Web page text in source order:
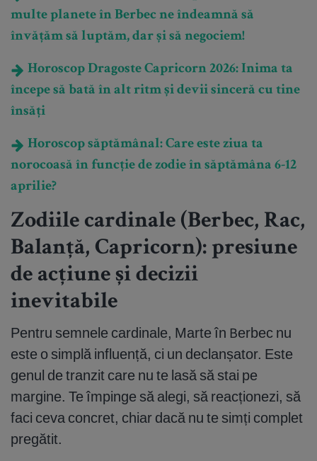
multe planete în Berbec ne îndeamnă să
învățăm să luptăm, dar și să negociem!
Horoscop Dragoste Capricorn 2026: Inima ta
începe să bată în alt ritm și devii sinceră cu tine
însăți
Horoscop săptămânal: Care este ziua ta
norocoasă în funcție de zodie în săptămâna 6-12
aprilie?
Zodiile cardinale (Berbec, Rac,
Balanță, Capricorn): presiune
de acțiune și decizii
inevitabile
Pentru semnele cardinale, Marte în Berbec nu
este o simplă influență, ci un declanșator. Este
genul de tranzit care nu te lasă să stai pe
margine. Te împinge să alegi, să reacționezi, să
faci ceva concret, chiar dacă nu te simți complet
pregătit.